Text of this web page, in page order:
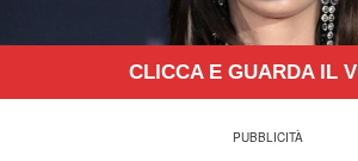
CLICCA E GUARDA IL